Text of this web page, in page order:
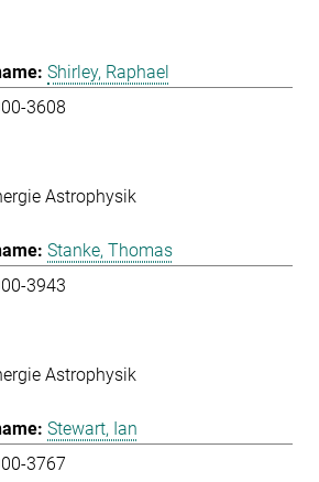
Shirley, Raphael
3608
Astrophysik
Stanke, Thomas
3943
Astrophysik
Stewart, Ian
3767